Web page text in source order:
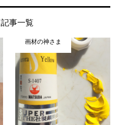
事一覧
画材の神さま